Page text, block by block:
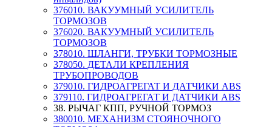
376010. ВАКУУМНЫЙ УСИЛИТЕЛЬ
ТОРМОЗОВ
376020. ВАКУУМНЫЙ УСИЛИТЕЛЬ
ТОРМОЗОВ
378010. ШЛАНГИ, ТРУБКИ ТОРМОЗНЫЕ
378050. ДЕТАЛИ КРЕПЛЕНИЯ
ТРУБОПРОВОДОВ
379010. ГИДРОАГРЕГАТ И ДАТЧИКИ АВS
379110. ГИДРОАГРЕГАТ И ДАТЧИКИ АВS
38. РЫЧАГ КПП, РУЧНОЙ ТОРМОЗ
380010. МЕХАНИЗМ СТОЯНОЧНОГО